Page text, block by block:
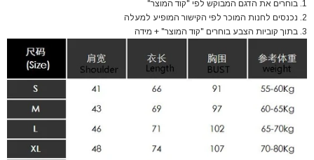
1. בוחרים את הדגם המבוקש לפי "קוד המוצר"
2. נכנסים לחנות המוכר לפי הקישור המופיע למעלה
3. בתוך קוביות הצבע בוחרים "קוד המוצר" + מידה